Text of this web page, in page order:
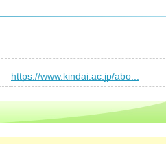
https://www.kindai.ac.jp/abo...